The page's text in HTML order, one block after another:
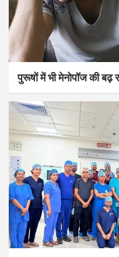
पुरूषों में भी मेनोपॉज की बढ़